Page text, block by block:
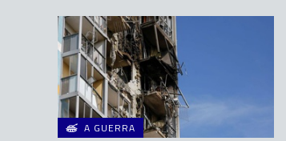
A GUERRA